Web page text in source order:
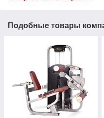
Подобные товары